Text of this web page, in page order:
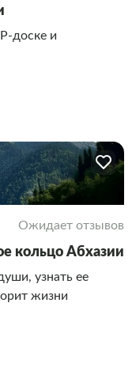
Ожидает отзывов
кольцо Абхазии
узнать ее
жизни